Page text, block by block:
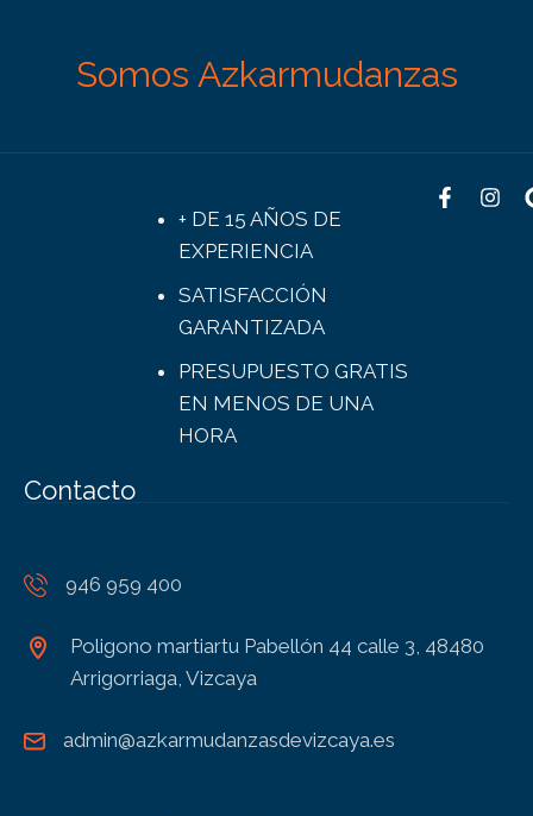
Somos Azkarmudanzas
+ DE 15 AÑOS DE
EXPERIENCIA
SATISFACCIÓN
GARANTIZADA
PRESUPUESTO GRATIS
EN MENOS DE UNA
HORA
Contacto
946 959 400
Poligono martiartu Pabellón 44 calle 3, 48480
Arrigorriaga, Vizcaya
admin@azkarmudanzasdevizcaya.es